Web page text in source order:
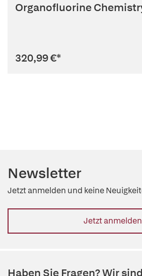
Organofluorine
320,99 €*
Newsletter
Jetzt anmelden und keine
Jetzt anmelden
Haben Sie Fragen? Wir